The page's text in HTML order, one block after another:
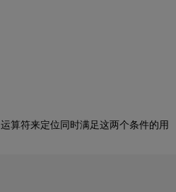
运算符来定位同时满足这两个条件的用